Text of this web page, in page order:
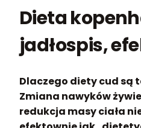
Dieta
jadłospis,
Dlaczego diety cud są
Zmiana nawyków
redukcja masy ciała